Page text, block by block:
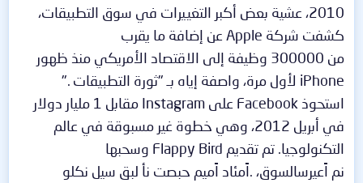
2010، عشية بعض أكبر التغييرات في سوق التطبيقات،
كشفت شركة Apple عن إضافة ما يقرب
من 300000 وظيفة إلى الاقتصاد الأمريكي منذ ظهور
iPhone لأول مرة، واصفة إياه بـ "ثورة التطبيقات ."
استحوذ Facebook على Instagram مقابل 1 مليار دولار
في أبريل 2012، وهي خطوة غير مسبوقة في عالم
التكنولوجيا. تم تقديم Flappy Bird وسحبها
نم اًعيرسالسوق، .اًمئاد اًميم حبصت نأ لبق سيل نكلو